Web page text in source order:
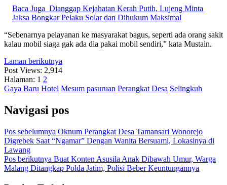
Baca Juga Dianggap Kejahatan Kerah Putih, Lujeng Minta
Jaksa Bongkar Pelaku Solar dan Dihukum Maksimal
“Sebenarnya pelayanan ke masyarakat bagus, seperti ada orang sakit
kalau mobil siaga gak ada dia pakai mobil sendiri,” kata Mustain.
Laman berikutnya
Post Views: 2,914
Halaman: 1 2
Gaya Baru Hotel Mesum pasuruan Perangkat Desa Selingkuh
Navigasi pos
Pos sebelumnya Oknum Perangkat Desa Tamansari Wonorejo
Digrebek Saat “Ngamar” Dengan Wanita Bersuami, Lokasinya di
Lawang
Pos berikutnya Buat Konten Asusila Anak Dibawah Umur, Warga
Malang Ditangkap Polda Jatim, Polisi Beber Keuntungannya